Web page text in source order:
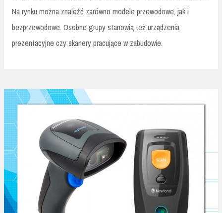
Na rynku można znaleźć zarówno modele przewodowe, jak i
bezprzewodowe. Osobne grupy stanowią też urządzenia
prezentacyjne czy skanery pracujące w zabudowie.